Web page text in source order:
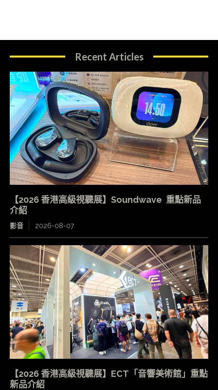
Recent Articles
【2026 香港高級視聽展】Soundwave 重點新品
介紹
影音 2026-08-07
【2026 香港高級視聽展】ECT「音響美術館」重點
新品介紹